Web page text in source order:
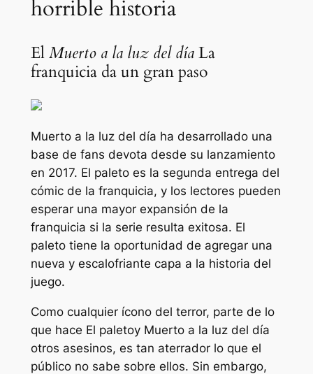
horrible historia
ElMuerto a la luz del díaLa
franquicia da un gran paso
Muerto a la luz del día ha desarrollado una
base de fans devota desde su lanzamiento
en 2017. El paleto es la segunda entrega del
cómic de la franquicia, y los lectores pueden
esperar una mayor expansión de la
franquicia si la serie resulta exitosa. El
paletotiene la oportunidad de agregar una
nueva y escalofriante capa a la historia del
juego.
Como cualquier ícono del terror, parte de lo
que hace El paletoy Muerto a la luz del día
otros asesinos, es tan aterrador lo que el
público no sabe sobre ellos. Sin embargo,